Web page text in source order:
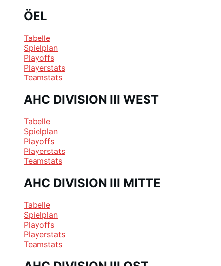
ÖEL
Tabelle
Spielplan
Playoffs
Playerstats
Teamstats
AHC DIVISION III WEST
Tabelle
Spielplan
Playoffs
Playerstats
Teamstats
AHC DIVISION III MITTE
Tabelle
Spielplan
Playoffs
Playerstats
Teamstats